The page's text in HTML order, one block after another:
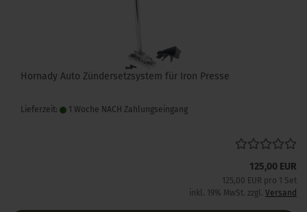
Hornady Auto Zündersetzsystem für Iron Presse
Lieferzeit: 1 Woche NACH Zahlungseingang
125,00 EUR
125,00 EUR pro 1 Set
inkl. 19% MwSt. zzgl. Versand